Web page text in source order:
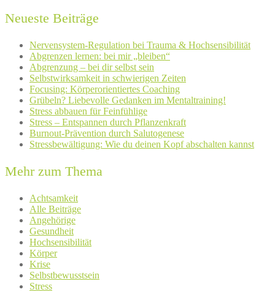
Neueste Beiträge
Nervensystem-Regulation bei Trauma & Hochsensibilität
Abgrenzen lernen: bei mir „bleiben“
Abgrenzung – bei dir selbst sein
Selbstwirksamkeit in schwierigen Zeiten
Focusing: Körperorientiertes Coaching
Grübeln? Liebevolle Gedanken im Mentaltraining!
Stress abbauen für Feinfühlige
Stress – Entspannen durch Pflanzenkraft
Burnout-Prävention durch Salutogenese
Stressbewältigung: Wie du deinen Kopf abschalten kannst
Mehr zum Thema
Achtsamkeit
Alle Beiträge
Angehörige
Gesundheit
Hochsensibilität
Körper
Krise
Selbstbewusstsein
Stress